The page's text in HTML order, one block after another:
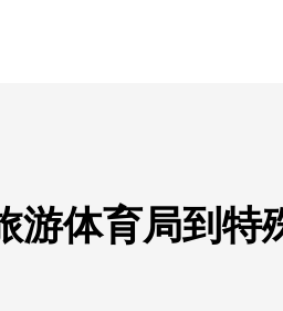
游体育局到特